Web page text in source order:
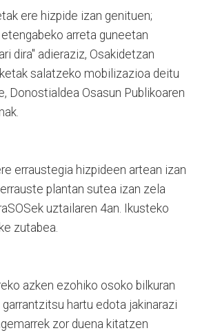
ere hizpide izan genituen;
arreta guneetan
dira" adieraziz, Osakidetzan
salatzeko mobilizazioa deitu
Donostialdea Osasun Publikoaren
erraustegia hizpideen artean izan
plantan sutea izan zela
uztailaren 4an. Ikusteko
zutabea.
azken ezohiko osoko bilkuran
hartu edota jakinarazi
zor duena kitatzen